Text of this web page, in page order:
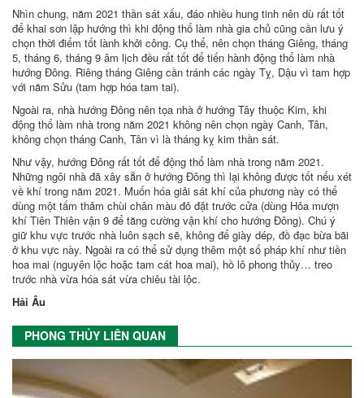
Nhìn chung, năm 2021 thần sát xấu, đáo nhiều hung tinh nên dù rất tốt
để khai sơn lập hướng thì khi động thổ làm nhà gia chủ cũng cần lưu ý
chọn thời điểm tốt lành khởi công. Cụ thể, nên chọn tháng Giêng, tháng
5, tháng 6, tháng 9 âm lịch đều rất tốt để tiến hành động thổ làm nhà
hướng Đông. Riêng tháng Giêng cần tránh các ngày Tỵ, Dậu vì tam hợp
với năm Sửu (tam hợp hóa tam tai).
Ngoài ra, nhà hướng Đông nên tọa nhà ở hướng Tây thuộc Kim, khi
động thổ làm nhà trong năm 2021 không nên chọn ngày Canh, Tân,
không chọn tháng Canh, Tân vì là tháng kỵ kim thần sát.
Như vậy, hướng Đông rất tốt để động thổ làm nhà trong năm 2021.
Những ngôi nhà đã xây sẵn ở hướng Đông thì lại không được tốt nếu xét
về khí trong năm 2021. Muốn hóa giải sát khí của phương này có thể
dùng một tấm thảm chùi chân màu đỏ đặt trước cửa (dùng Hỏa mượn
khí Tiên Thiên vận 9 để tăng cường vận khí cho hướng Đông). Chú ý
giữ khu vực trước nhà luôn sạch sẽ, không để giày dép, đồ đạc bừa bãi
ở khu vực này. Ngoài ra có thể sử dụng thêm một số pháp khí như tiền
hoa mai (nguyên lộc hoặc tam cát hoa mai), hồ lô phong thủy… treo
trước nhà vừa hóa sát vừa chiêu tài lộc.
Hải Âu
PHONG THỦY LIÊN QUAN